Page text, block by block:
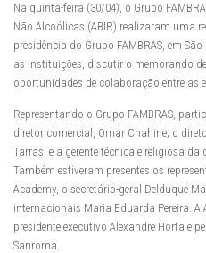
Na quinta-feira (30/04), o Grupo
Não Alcoólicas (ABIR) realizaram uma
presidência do Grupo FAMBRAS, em
as instituições, discutir o memorando
oportunidades de colaboração entre as
Representando o Grupo FAMBRAS,
diretor comercial, Omar Chahine; o
Tarras; e a gerente técnica e religiosa
Também estiveram presentes os
Academy, o secretário-geral Delduque
internacionais Maria Eduarda Pereira. A
presidente executivo Alexandre Horta e
Sanroma.